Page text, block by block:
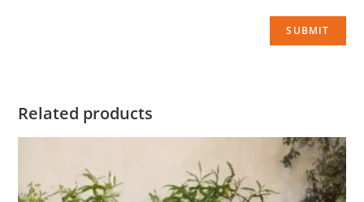
Related products